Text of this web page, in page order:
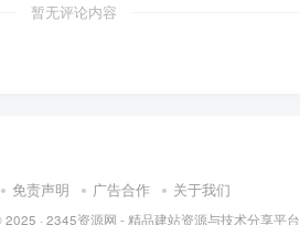
暂无评论内容
免责声明 广告合作 关于我们
· 2345资源网 - 精品建站资源与技术分享平台